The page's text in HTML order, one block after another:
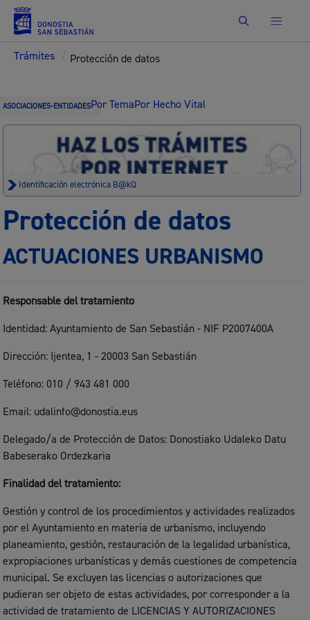
Buscar
Trámites / Protección de datos
ASOCIACIONES-ENTIDADESPor TemaPor Hecho Vital
Identificación electrónica B@kQ
Protección de datos
ACTUACIONES URBANISMO
Responsable del tratamiento
Identidad: Ayuntamiento de San Sebastián - NIF P2007400A
Dirección: Ijentea, 1 - 20003 San Sebastián
Teléfono: 010 / 943 481 000
Email: udalinfo@donostia.eus
Delegado/a de Protección de Datos: Donostiako Udaleko Datu
Babeserako Ordezkaria
Finalidad del tratamiento:
Gestión y control de los procedimientos y actividades realizados
por el Ayuntamiento en materia de urbanismo, incluyendo
planeamiento, gestión, restauración de la legalidad urbanística,
expropiaciones urbanísticas y demás cuestiones de competencia
municipal. Se excluyen las licencias o autorizaciones que
pudieran ser objeto de estas actividades, por corresponder a la
actividad de tratamiento de LICENCIAS Y AUTORIZACIONES